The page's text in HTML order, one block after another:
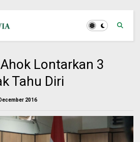
Lontarkan 3
Tahu Diri
2016